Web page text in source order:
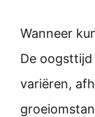
Wanneer
De
variëren,